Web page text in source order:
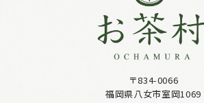
〒834-0066
福岡県八女市室岡1069